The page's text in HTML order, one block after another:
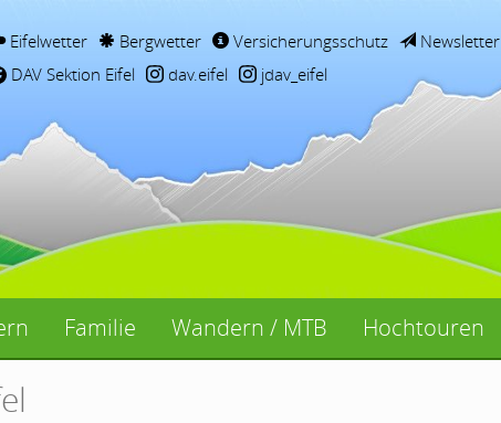
Eifelwetter Bergwetter Versicherungsschutz Newsletter
DAV Sektion Eifel
dav.eifel jdav_eifel
Familie Wandern / MTB Hochtouren